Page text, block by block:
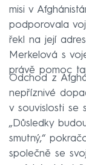
misi v
podporovala
řekl na její
Merkelová s
právě pomoc
Odchod z
nepříznivé
v souvislosti se
„Důsledky
smutný,“
společně se